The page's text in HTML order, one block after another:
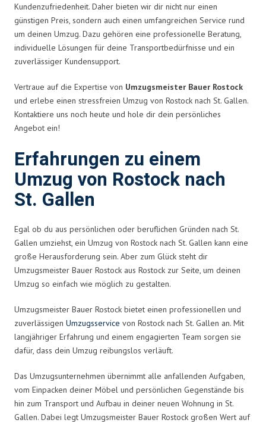
Kundenzufriedenheit. Daher bieten wir dir nicht nur einen
günstigen Preis, sondern auch einen umfangreichen Service rund
um deinen Umzug. Dazu gehören eine professionelle Beratung,
individuelle Lösungen für deine Transportbedürfnisse und ein
zuverlässiger Kundensupport.
Vertraue auf die Expertise von Umzugsmeister Bauer Rostock
und erlebe einen stressfreien Umzug von Rostock nach St. Gallen.
Kontaktiere uns noch heute und hole dir dein persönliches
Angebot ein!
Erfahrungen zu einem
Umzug von Rostock nach
St. Gallen
Egal ob du aus persönlichen oder beruflichen Gründen nach St.
Gallen umziehst, ein Umzug von Rostock nach St. Gallen kann eine
große Herausforderung sein. Aber zum Glück steht dir
Umzugsmeister Bauer Rostock aus Rostock zur Seite, um deinen
Umzug so einfach wie möglich zu gestalten.
Umzugsmeister Bauer Rostock bietet einen professionellen und
zuverlässigen Umzugsservice von Rostock nach St. Gallen an. Mit
langjähriger Erfahrung und einem engagierten Team sorgen sie
dafür, dass dein Umzug reibungslos verläuft.
Das Umzugsunternehmen übernimmt alle anfallenden Aufgaben,
vom Einpacken deiner Möbel und persönlichen Gegenstände bis
hin zum Transport und Aufbau in deiner neuen Wohnung in St.
Gallen. Dabei legt Umzugsmeister Bauer Rostock großen Wert auf